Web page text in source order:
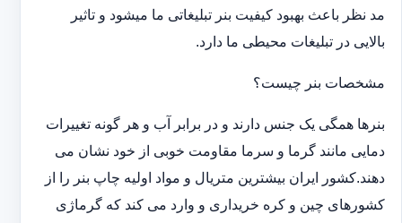
مد نظر باعث بهبود کیفیت بنر تبلیغاتی ما میشود و تاثیر
بالایی در تبلیغات محیطی ما دارد.
مشخصات بنر چیست؟
بنرها همگی یک جنس دارند و در برابر آب و هر گونه تغییرات
دمایی مانند گرما و سرما مقاومت خوبی از خود نشان می
دهند.کشور ایران بیشترین متریال و مواد اولیه چاپ بنر را از
کشورهای چین و کره خریداری و وارد می کند که گرماژی